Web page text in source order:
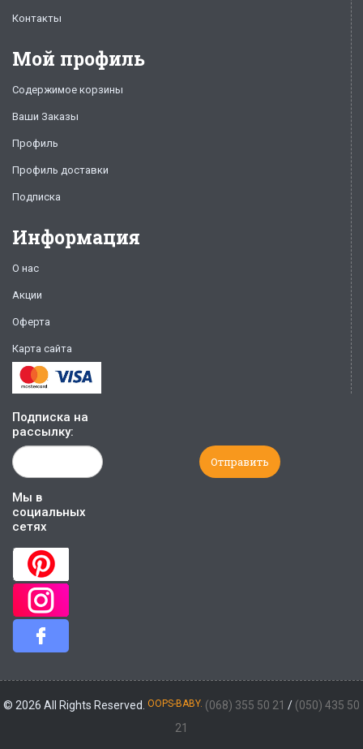
Контакты
Мой профиль
Содержимое корзины
Ваши Заказы
Профиль
Профиль доставки
Подписка
Информация
О нас
Акции
Оферта
Карта сайта
Подписка на
рассылку:
Мы в
социальных
сетях
© 2026 All Rights Reserved. OOPS-BABY. (068) 355 50 21 / (050) 435 50
21